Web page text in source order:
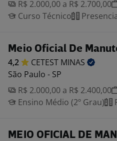
R$ 2.000,00 a R$ 2.700,00
Curso Técnico
Meio Oficial De
4,2 CETEST MINAS
São Paulo - SP
R$ 2.000,00 a R$ 2.400,00
Ensino Médio (2º Grau)
MEIO OFICIAL DE